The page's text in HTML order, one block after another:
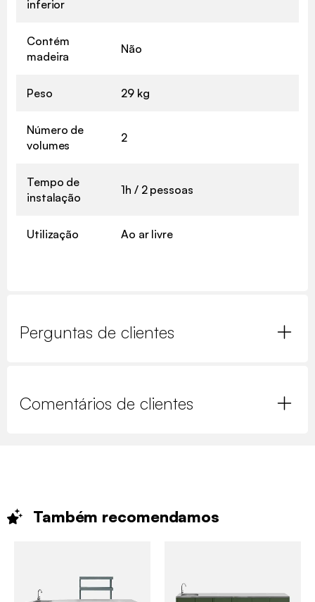
inferior
Contém
madeira
Não
Peso 29 kg
Número de
volumes
2
Tempo de
instalação
1h / 2 pessoas
Utilização Ao ar livre
Perguntas de clientes
Comentários de clientes
Também recomendamos